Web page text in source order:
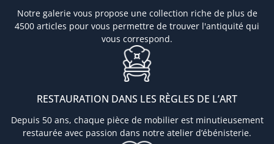
Notre galerie vous propose une collection riche de plus de
4500 articles pour vous permettre de trouver l'antiquité qui
vous correspond.
RESTAURATION DANS LES RÈGLES DE L’ART
Depuis 50 ans, chaque pièce de mobilier est minutieusement
restaurée avec passion dans notre atelier d’ébénisterie.